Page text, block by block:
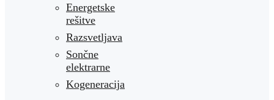
Energetske
rešitve
Razsvetljava
Sončne
elektrarne
Kogeneracija